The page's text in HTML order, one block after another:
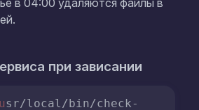
в 04:00 удаляются файлы в
при зависании
sr/local/bin/check-